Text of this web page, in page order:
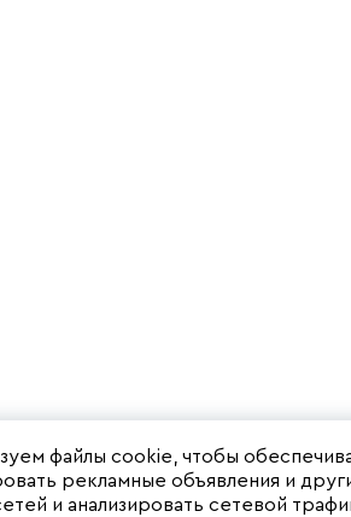
файлы cookie, чтобы
рекламные объявления и
и анализировать сетевой